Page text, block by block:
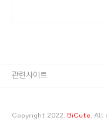
Copyright 2022. BiCute . All
관련사이트